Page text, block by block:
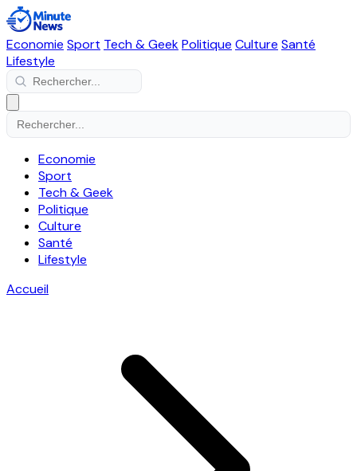
Economie Sport Tech & GeekPolitique Culture Santé
Lifestyle
Economie
Sport
Tech & Geek
Politique
Culture
Santé
Lifestyle
Accueil